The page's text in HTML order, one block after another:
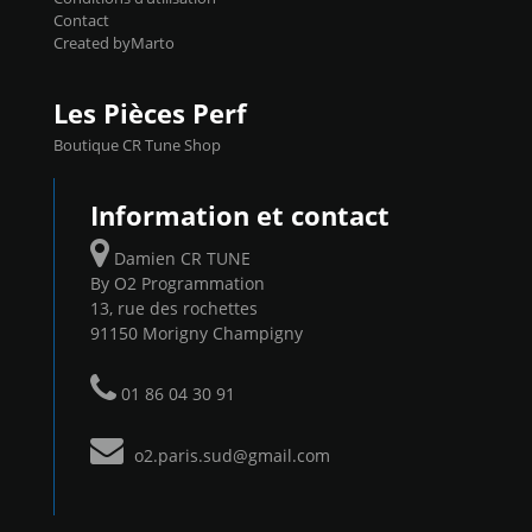
Contact
Created byMarto
Les Pièces Perf
Boutique CR Tune Shop
Information et contact
Damien CR TUNE
By O2 Programmation
13, rue des rochettes
91150 Morigny Champigny
01 86 04 30 91
o2.paris.sud@gmail.com